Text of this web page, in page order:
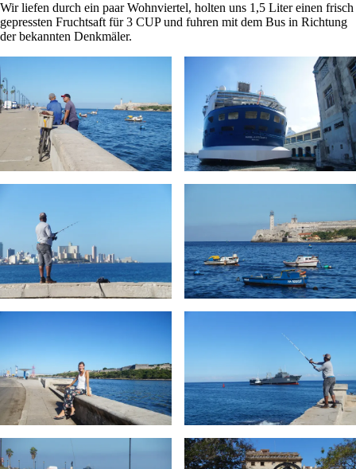
Wir liefen durch ein paar Wohnviertel, holten uns 1,5 Liter einen frisch
gepressten Fruchtsaft für 3 CUP und fuhren mit dem Bus in Richtung
der bekannten Denkmäler.